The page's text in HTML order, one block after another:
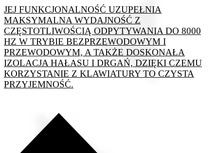
JEJ FUNKCJONALNOŚĆ UZUPEŁNIA
MAKSYMALNA WYDAJNOŚĆ Z
CZĘSTOTLIWOŚCIĄ ODPYTYWANIA DO 8000
HZ W TRYBIE BEZPRZEWODOWYM I
PRZEWODOWYM, A TAKŻE DOSKONAŁA
IZOLACJA HAŁASU I DRGAŃ, DZIĘKI CZEMU
KORZYSTANIE Z KLAWIATURY TO CZYSTA
PRZYJEMNOŚĆ.